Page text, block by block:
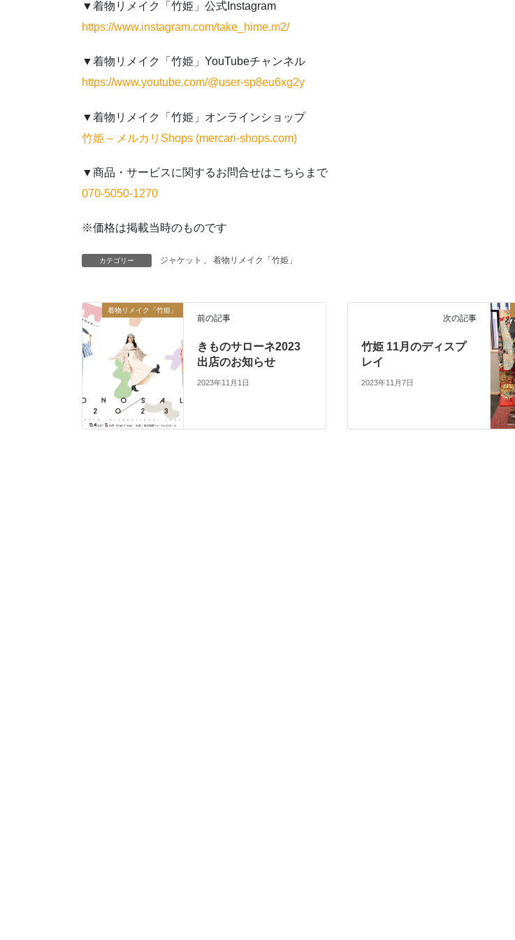
▼着物リメイク「竹姫」公式Instagram
https://www.instagram.com/take_hime.m2/
▼着物リメイク「竹姫」YouTubeチャンネル
https://www.youtube.com/@user-sp8eu6xg2y
▼着物リメイク「竹姫」オンラインショップ
竹姫 – メルカリShops (mercari-shops.com)
▼商品・サービスに関するお問合せはこちらまで
070-5050-1270
※価格は掲載当時のものです
カテゴリー ジャケット 、 着物リメイク「竹姫」
着物リメイク「竹姫」
前の記事
きものサローネ2023
出店のお知らせ
2023年11月1日
次の記事
竹姫 11月のディスプ
レイ
2023年11月7日